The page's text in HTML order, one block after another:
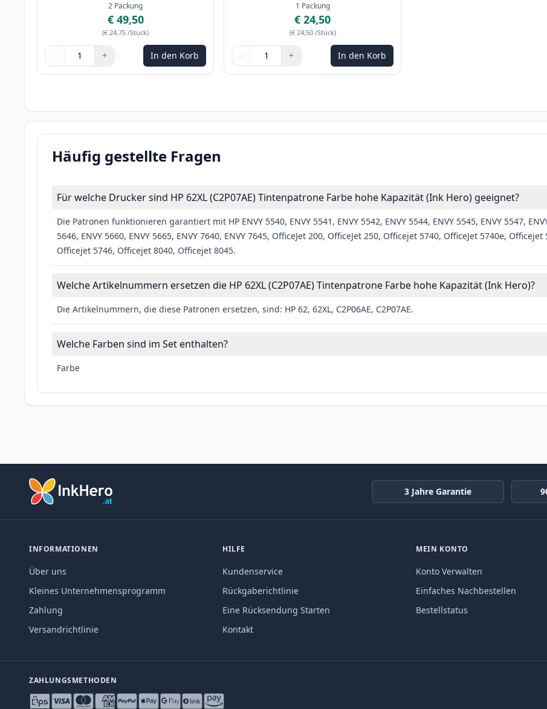
2 Packung
€ 49,50
(€ 24,75 /Stück)
Menge
Verwenden Sie die Tasten, um anzupassen
− +
Menge 1 In den Korb
1 Packung
€ 24,50
(€ 24,50 /Stück)
Menge
Verwenden Sie die Tasten, um anzupassen
− +
Menge 1 In den Korb
Häufig gestellte Fragen
Für welche Drucker sind HP 62XL (C2P07AE) Tintenpatrone Farbe hohe Kapazität (Ink Hero) geeignet?
Die Patronen funktionieren garantiert mit HP ENVY 5540, ENVY 5541, ENVY 5542, ENVY 5544, ENVY 5545, ENVY 5547,
5646, ENVY 5660, ENVY 5665, ENVY 7640, ENVY 7645, OfficeJet 200, OfficeJet 250, Officejet 5740, OfficeJet 5740e,
Officejet 5746, Officejet 8040, Officejet 8045.
Welche Artikelnummern ersetzen die HP 62XL (C2P07AE) Tintenpatrone Farbe hohe Kapazität (Ink Hero)?
Die Artikelnummern, die diese Patronen ersetzen, sind: HP 62, 62XL, C2P06AE, C2P07AE.
Welche Farben sind im Set enthalten?
Farbe
3 Jahre Garantie
INFORMATIONEN
Über uns
Kleines Unternehmensprogramm
Zahlung
Versandrichtlinie
HILFE
Kundenservice
Rückgaberichtlinie
Eine Rücksendung Starten
Kontakt
MEIN KONTO
Konto Verwalten
Einfaches Nachbestellen
Bestellstatus
ZAHLUNGSMETHODEN